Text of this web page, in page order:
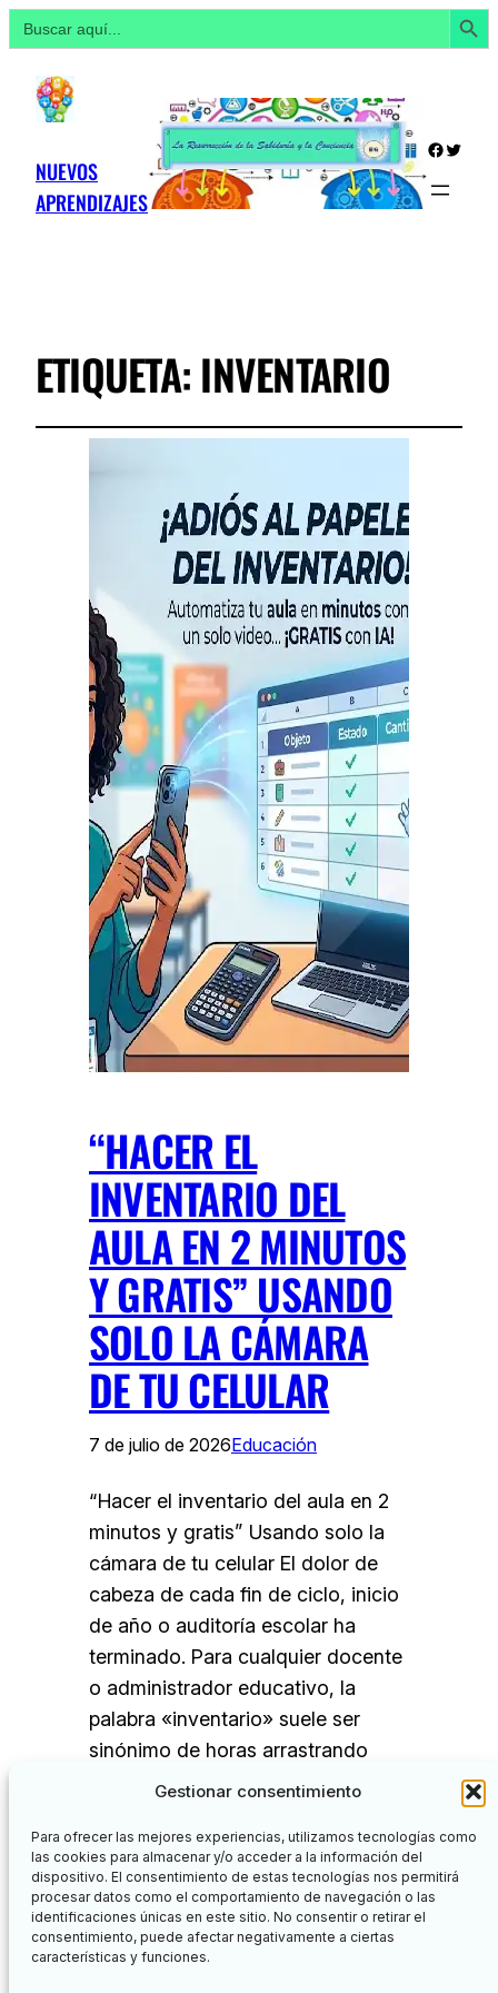
Gestionar consentimiento
Para ofrecer las mejores experiencias, utilizamos tecnologías como
las cookies para almacenar y/o acceder a la información del
dispositivo. El consentimiento de estas tecnologías nos permitirá
procesar datos como el comportamiento de navegación o las
identificaciones únicas en este sitio. No consentir o retirar el
consentimiento, puede afectar negativamente a ciertas
características y funciones.
Buscar: Botón de
NUEVOS
APRENDIZAJES
Twitter
ETIQUETA:INVENTARIO
“HACER EL
INVENTARIO DEL
AULA EN 2 MINUTOS
Y GRATIS” USANDO
SOLO LA CÁMARA
DE TU CELULAR
7 de julio de 2026Educación
“Hacer el inventario del aula en 2
minutos y gratis” Usando solo la
cámara de tu celular El dolor de
cabeza de cada fin de ciclo, inicio
de año o auditoría escolar ha
terminado. Para cualquier docente
o administrador educativo, la
palabra «inventario» suele ser
sinónimo de horas arrastrando
lápiz, contando sillas, buscando
Facebook
Twitter